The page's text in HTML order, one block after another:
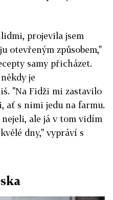
projevila jsem
otevřeným způsobem,"
samy přicházet.
je
"Na Fidži mi zastavilo
ať s nimi jedu na farmu.
ale já v tom vidím
dny," vypráví s